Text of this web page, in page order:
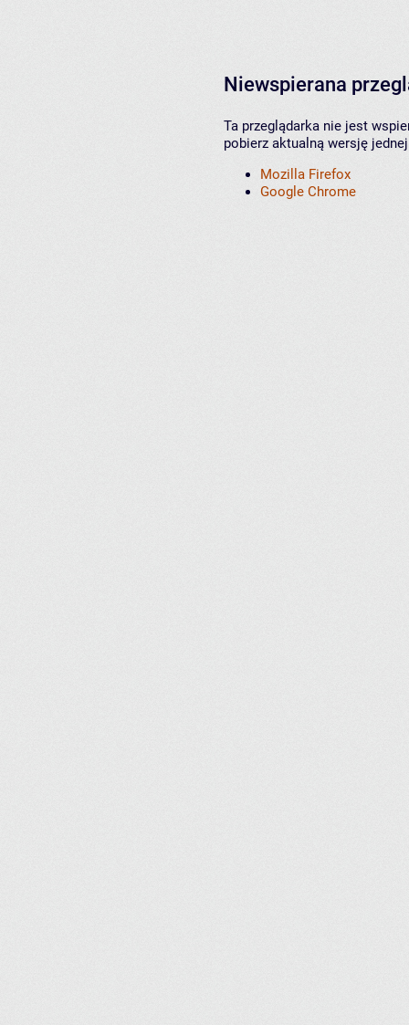
Niewspierana
Ta przeglądarka nie jest
pobierz aktualną wersję
Mozilla Firefox
Google Chrome